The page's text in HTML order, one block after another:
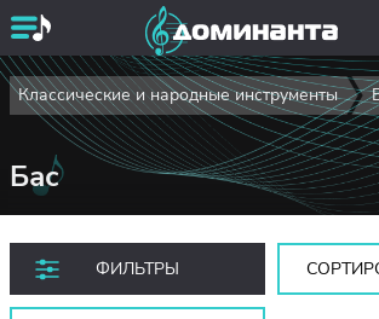
Классические и народные инструменты
Бас
ФИЛЬТРЫ